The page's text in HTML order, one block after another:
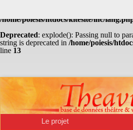
/home/poiesis/htdocs/kitesite/inc/
Deprecated: explode(): Passing null to
string is deprecated in /home/poiesis/
line 13
Le projet